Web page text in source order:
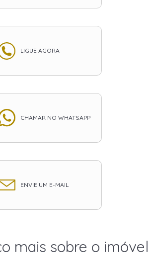
LIGUE AGORA
CHAMAR NO WHATSAPP
ENVIE UM E-MAIL
mais sobre o imóvel